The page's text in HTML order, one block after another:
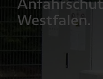
Westfalen.